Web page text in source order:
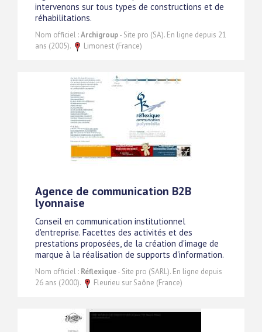
intervenons sur tous types de constructions et de
réhabilitations.
Nom officiel :Archigroup- Site pro (SA). En ligne depuis 21
ans (2005).
Limonest (France)
Agence de communication B2B
lyonnaise
Conseil en communication institutionnel
d'entreprise. Facettes des activités et des
prestations proposées, de la création d'image de
marque à la réalisation de supports d'information.
Nom officiel : Réflexique- Site pro (SARL). En ligne depuis
26 ans (2000).
Fleurieu sur Saône (France)